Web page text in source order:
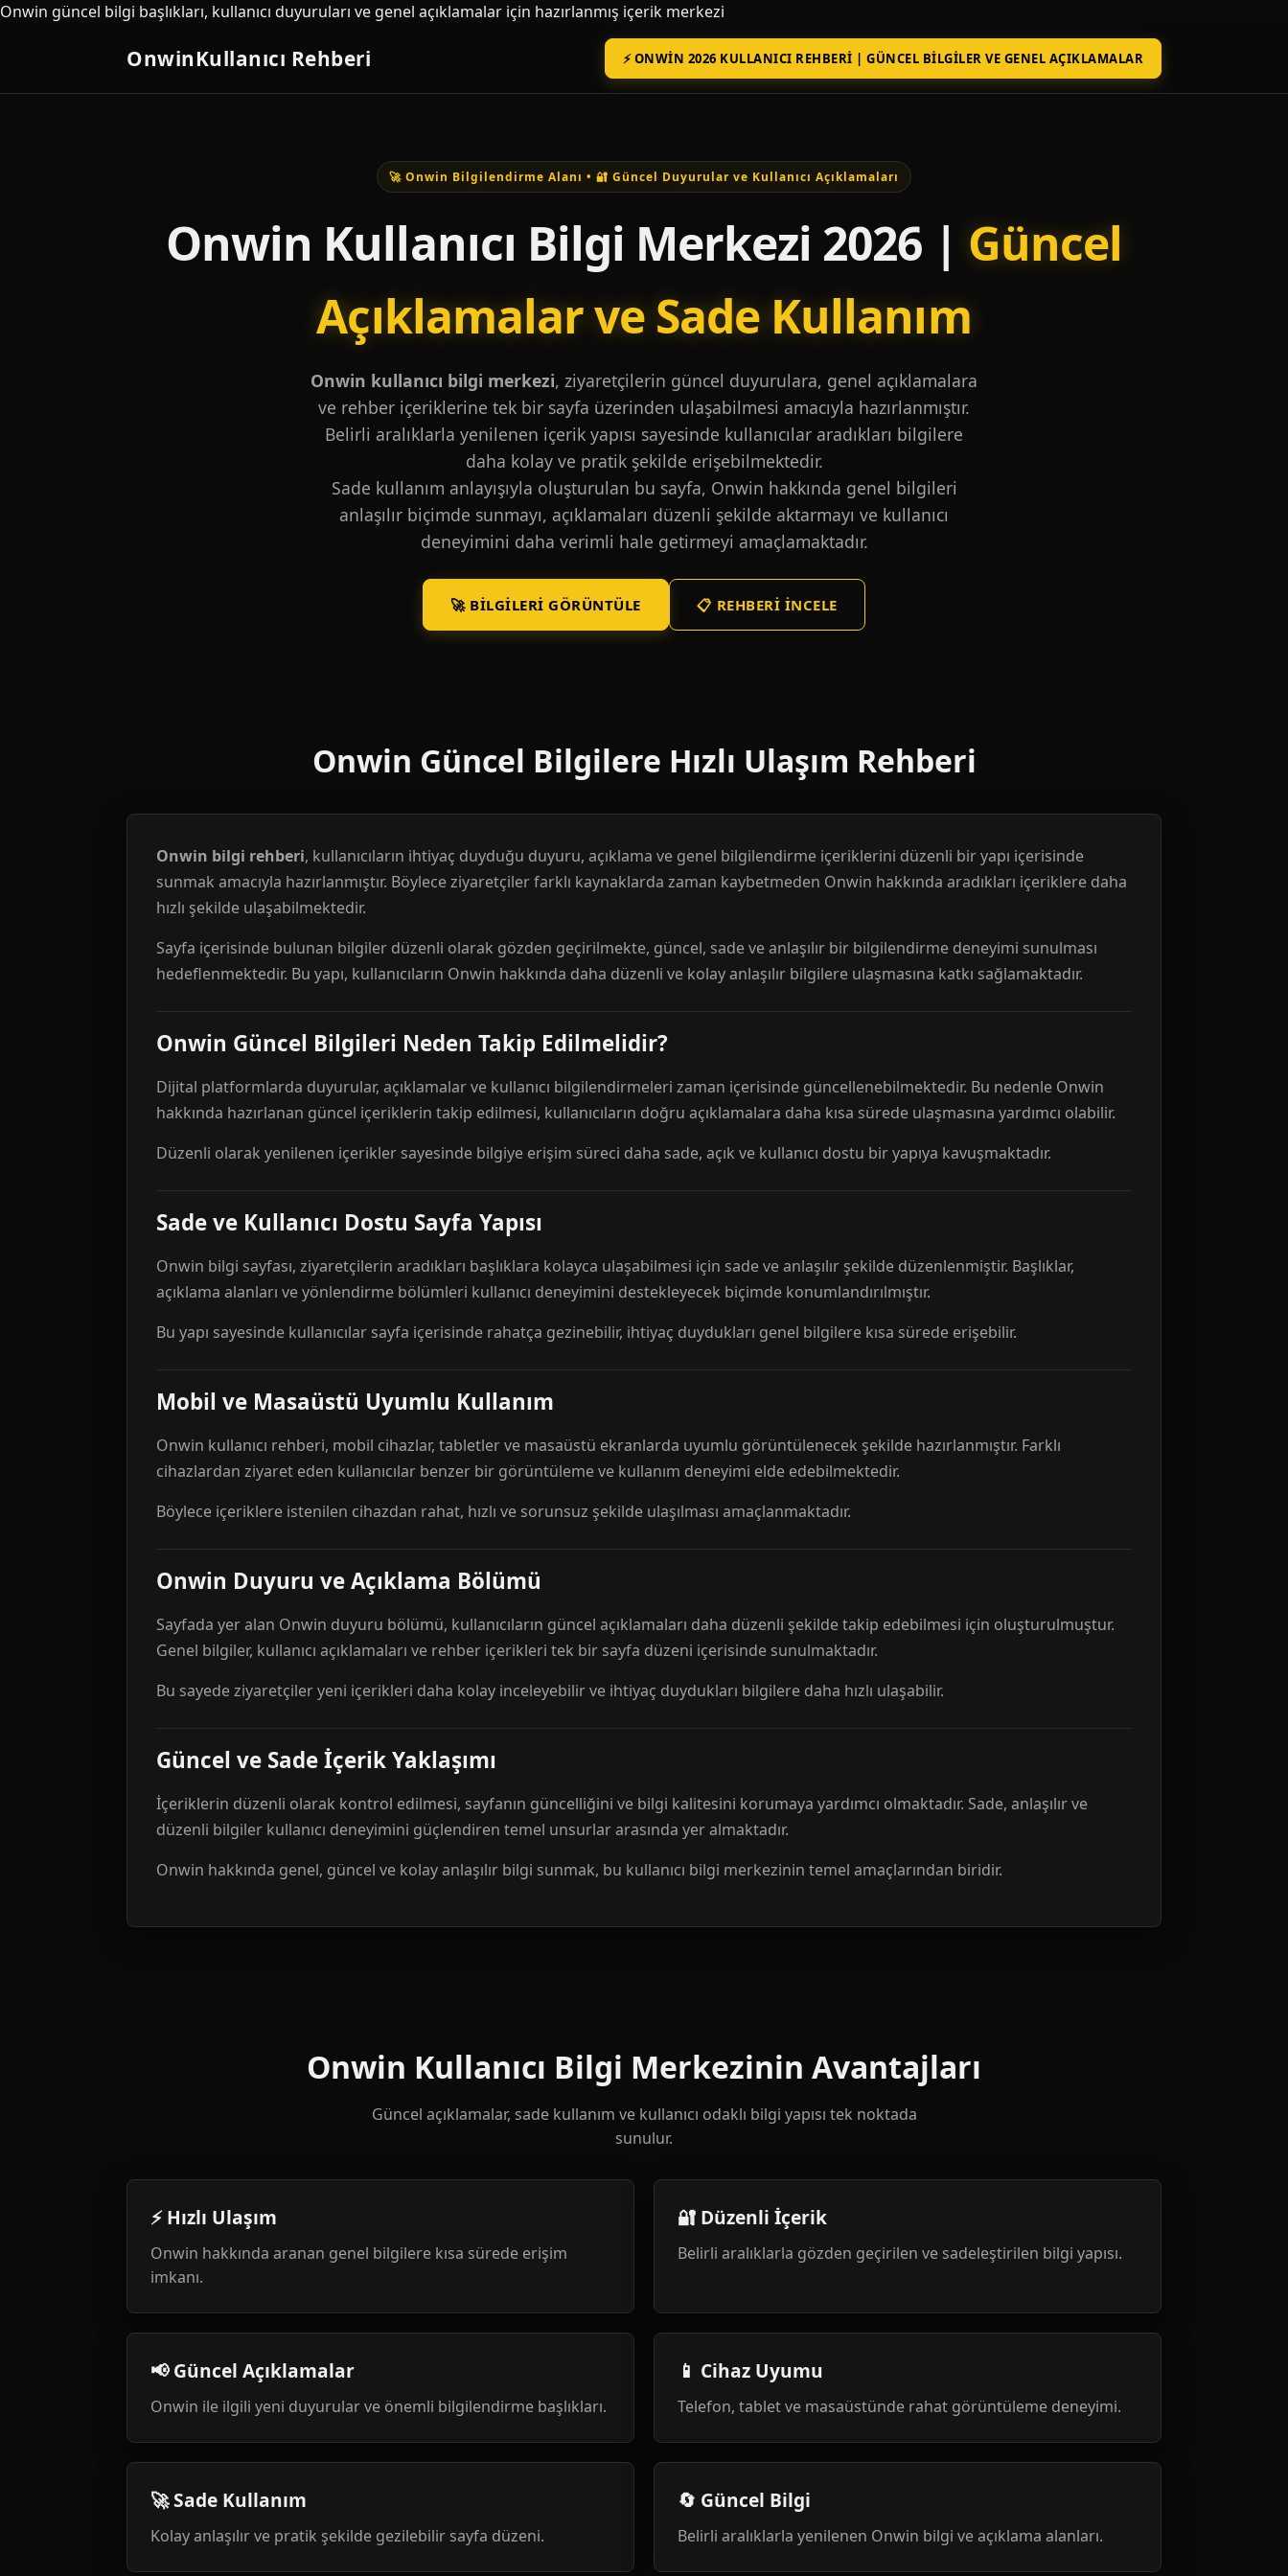
Onwin güncel bilgi başlıkları, kullanıcı duyuruları ve genel açıklamalar için hazırlanmış içerik merkezi
OnwinKullanıcı Rehberi ⚡ ONWIN 2026 KULLANICI REHBERI | GÜNCEL BILGILER VE GENEL AÇIKLAMALAR
🚀 Onwin Bilgilendirme Alanı • 🔐 Güncel Duyurular ve Kullanıcı Açıklamaları
Onwin Kullanıcı Bilgi Merkezi 2026 | Güncel
Açıklamalar ve Sade Kullanım
Onwin kullanıcı bilgi merkezi, ziyaretçilerin güncel duyurulara, genel açıklamalara
ve rehber içeriklerine tek bir sayfa üzerinden ulaşabilmesi amacıyla hazırlanmıştır.
Belirli aralıklarla yenilenen içerik yapısı sayesinde kullanıcılar aradıkları bilgilere
daha kolay ve pratik şekilde erişebilmektedir.
Sade kullanım anlayışıyla oluşturulan bu sayfa, Onwin hakkında genel bilgileri
anlaşılır biçimde sunmayı, açıklamaları düzenli şekilde aktarmayı ve kullanıcı
deneyimini daha verimli hale getirmeyi amaçlamaktadır.
🚀 BILGILERI GÖRÜNTÜLE 📋 REHBERI İNCELE
Onwin Güncel Bilgilere Hızlı Ulaşım Rehberi
Onwin bilgi rehberi, kullanıcıların ihtiyaç duyduğu duyuru, açıklama ve genel bilgilendirme içeriklerini düzenli bir yapı içerisinde
sunmak amacıyla hazırlanmıştır. Böylece ziyaretçiler farklı kaynaklarda zaman kaybetmeden Onwin hakkında aradıkları içeriklere daha
hızlı şekilde ulaşabilmektedir.
Sayfa içerisinde bulunan bilgiler düzenli olarak gözden geçirilmekte, güncel, sade ve anlaşılır bir bilgilendirme deneyimi sunulması
hedeflenmektedir. Bu yapı, kullanıcıların Onwin hakkında daha düzenli ve kolay anlaşılır bilgilere ulaşmasına katkı sağlamaktadır.
Onwin Güncel Bilgileri Neden Takip Edilmelidir?
Dijital platformlarda duyurular, açıklamalar ve kullanıcı bilgilendirmeleri zaman içerisinde güncellenebilmektedir. Bu nedenle Onwin
hakkında hazırlanan güncel içeriklerin takip edilmesi, kullanıcıların doğru açıklamalara daha kısa sürede ulaşmasına yardımcı olabilir.
Düzenli olarak yenilenen içerikler sayesinde bilgiye erişim süreci daha sade, açık ve kullanıcı dostu bir yapıya kavuşmaktadır.
Sade ve Kullanıcı Dostu Sayfa Yapısı
Onwin bilgi sayfası, ziyaretçilerin aradıkları başlıklara kolayca ulaşabilmesi için sade ve anlaşılır şekilde düzenlenmiştir. Başlıklar,
açıklama alanları ve yönlendirme bölümleri kullanıcı deneyimini destekleyecek biçimde konumlandırılmıştır.
Bu yapı sayesinde kullanıcılar sayfa içerisinde rahatça gezinebilir, ihtiyaç duydukları genel bilgilere kısa sürede erişebilir.
Mobil ve Masaüstü Uyumlu Kullanım
Onwin kullanıcı rehberi, mobil cihazlar, tabletler ve masaüstü ekranlarda uyumlu görüntülenecek şekilde hazırlanmıştır. Farklı
cihazlardan ziyaret eden kullanıcılar benzer bir görüntüleme ve kullanım deneyimi elde edebilmektedir.
Böylece içeriklere istenilen cihazdan rahat, hızlı ve sorunsuz şekilde ulaşılması amaçlanmaktadır.
Onwin Duyuru ve Açıklama Bölümü
Sayfada yer alan Onwin duyuru bölümü, kullanıcıların güncel açıklamaları daha düzenli şekilde takip edebilmesi için oluşturulmuştur.
Genel bilgiler, kullanıcı açıklamaları ve rehber içerikleri tek bir sayfa düzeni içerisinde sunulmaktadır.
Bu sayede ziyaretçiler yeni içerikleri daha kolay inceleyebilir ve ihtiyaç duydukları bilgilere daha hızlı ulaşabilir.
Güncel ve Sade İçerik Yaklaşımı
İçeriklerin düzenli olarak kontrol edilmesi, sayfanın güncelliğini ve bilgi kalitesini korumaya yardımcı olmaktadır. Sade, anlaşılır ve
düzenli bilgiler kullanıcı deneyimini güçlendiren temel unsurlar arasında yer almaktadır.
Onwin hakkında genel, güncel ve kolay anlaşılır bilgi sunmak, bu kullanıcı bilgi merkezinin temel amaçlarından biridir.
Onwin Kullanıcı Bilgi Merkezinin Avantajları
Güncel açıklamalar, sade kullanım ve kullanıcı odaklı bilgi yapısı tek noktada
sunulur.
⚡ Hızlı Ulaşım
Onwin hakkında aranan genel bilgilere kısa sürede erişim
imkanı.
🔐 Düzenli İçerik
Belirli aralıklarla gözden geçirilen ve sadeleştirilen bilgi yapısı.
📢 Güncel Açıklamalar
Onwin ile ilgili yeni duyurular ve önemli bilgilendirme başlıkları.
📱 Cihaz Uyumu
Telefon, tablet ve masaüstünde rahat görüntüleme deneyimi.
🚀 Sade Kullanım
Kolay anlaşılır ve pratik şekilde gezilebilir sayfa düzeni.
🔄 Güncel Bilgi
Belirli aralıklarla yenilenen Onwin bilgi ve açıklama alanları.